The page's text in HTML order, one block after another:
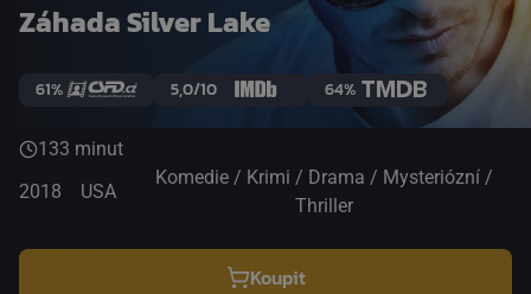
Záhada Silver Lake
61% 5,0/10 64%
133 minut
2018
USA
Komedie / Krimi / Drama / Mysteriózní /
Thriller
Koupit